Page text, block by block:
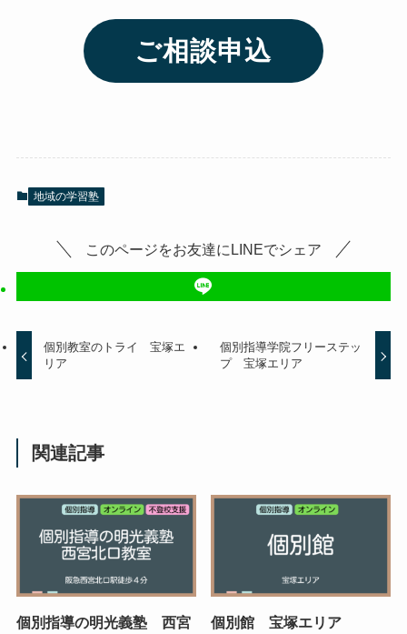
ご相談申込
地域の学習塾
このページをお友達にLINEでシェア
個別教室のトライ 宝塚エ
リア
個別指導学院フリーステッ
プ 宝塚エリア
関連記事
個別指導の明光義塾 西宮
個別館 宝塚エリア